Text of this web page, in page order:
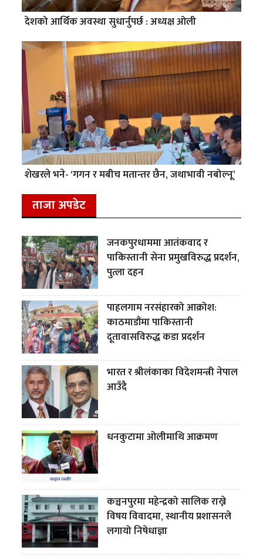
देशको आर्थिक अवस्था सुधार्नुपर्छ : अध्यक्ष ओली
शेखरले भने- ‘गगन र मबीच मतान्तर छैन, जथाभावी नबोल्नू’
ताजा अपडेट
जनकपुरधाममा आतंकवाद र
पाकिस्तानी सेना प्रमुखविरुद्ध प्रदर्शन,
पुत्ला दहन
पाहलगाम नरसंहारको आक्रोश:
काठमाडौंमा पाकिस्तानी
दूतावासविरुद्ध कडा प्रदर्शन
भारत र श्रीलंकाका विदेशमन्त्री नेपाल
आउँदै
धनकुटामा ओलीमाथि आक्रमण
कञ्चनपुरमा महेन्द्रको सालिक राख्ने
विषय विवादमा, स्थानीय प्रशासनले
लगायो निषेधाज्ञा